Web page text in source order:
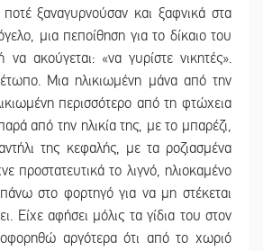
ξαναγυρνούσαν και ξαφνικά στα
μια πεποίθηση για το δίκαιο του
ακούγεται: «να γυρίστε νικητές».
Μια ηλικιωμένη μάνα από την
περισσότερο από τη φτώχεια
από την ηλικία της, με το μπαρέζι,
της κεφαλής, με τα ροζιασμένα
προστατευτικά το λιγνό, ηλιοκαμένο
στο φορτηγό για να μη στέκεται
Είχε αφήσει μόλις τα γίδια του στον
αργότερα ότι από το χωριό